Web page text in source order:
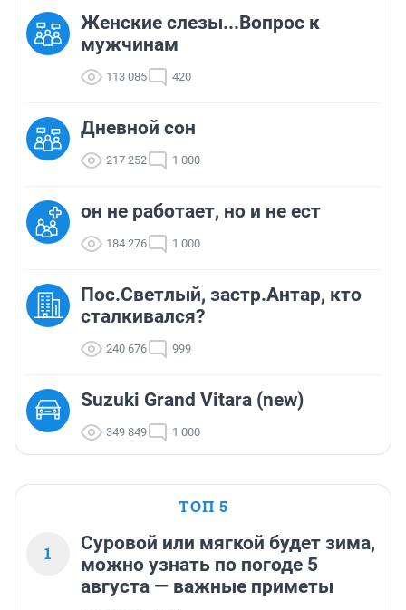
Женские слезы...Вопрос к
мужчинам
113 085 420
Дневной сон
217 252 1 000
он не работает, но и не ест
184 276 1 000
Пос.Светлый, застр.Антар, кто
сталкивался?
240 676 999
Suzuki Grand Vitara (new)
349 849 1 000
ТОП 5
1
Суровой или мягкой будет зима,
можно узнать по погоде 5
августа — важные приметы